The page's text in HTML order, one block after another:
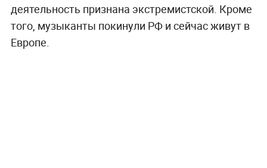
деятельность признана экстремистской. Кроме
того, музыканты покинули РФ и сейчас живут в
Европе.